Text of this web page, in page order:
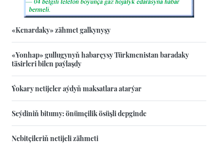
«Kenardaky» zähmet galkynyşy
«Yonhap» gullugynyň habarçysy Türkmenistan baradaky
täsirleri bilen paýlaşdy
Ýokary netijeler aýdyň maksatlara atarýar
Seýdiniň bitumy: önümçilik ösüşli depginde
Nebitçileriň netijeli zähmeti